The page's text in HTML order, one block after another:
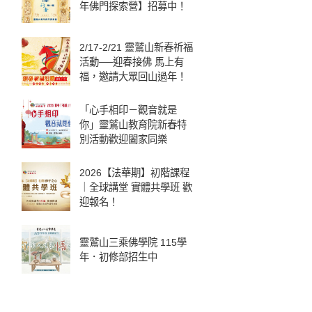
年佛門探索營】招募中！
2/17-2/21 靈鷲山新春祈福
活動──迎春接佛 馬上有
福，邀請大眾回山過年！
「心手相印－觀音就是
你」靈鷲山教育院新春特
別活動歡迎闔家同樂
2026【法華期】初階課程
｜全球講堂 實體共學班 歡
迎報名！
靈鷲山三乘佛學院 115學
年．初修部招生中